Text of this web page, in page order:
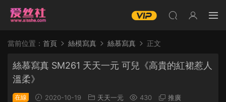
當前位置： 首頁 絲模寫真 絲慕寫真 正文
絲慕寫真 SM261 天天一元 可兒《高貴的紅裙惹人
溫柔》
在線 2020-10-19 天天一元 430 推廣